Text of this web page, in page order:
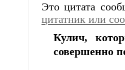
Это цитата
цитатник или
Кулич,
совершенно